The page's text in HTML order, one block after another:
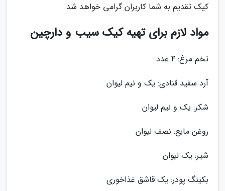
کیک تقدیم به شما کاربران گرامی خواهد شد.
مواد لازم برای تهیه کیک سیب و دارچین
تخم مرغ: 4 عدد
آرد سفید قنادی: یک و نیم لیوان
شکر: یک و نیم لیوان
روغن مایع: نصف لیوان
شیر: یک لیوان
بکینگ پودر: یک قاشق غذاخوری